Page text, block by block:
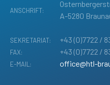
ANSCHRIFT:
A-5280
SEKRETARIAT: +43 (0)7722 /
FAX: +43 (0)7722 /
E-MAIL: office@htl-